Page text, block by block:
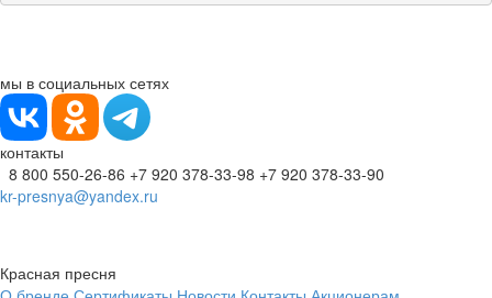
мы в социальных сетях
контакты
8 800 550-26-86 +7 920 378-33-98 +7 920 378-33-90
kr-presnya@yandex.ru
Красная пресня